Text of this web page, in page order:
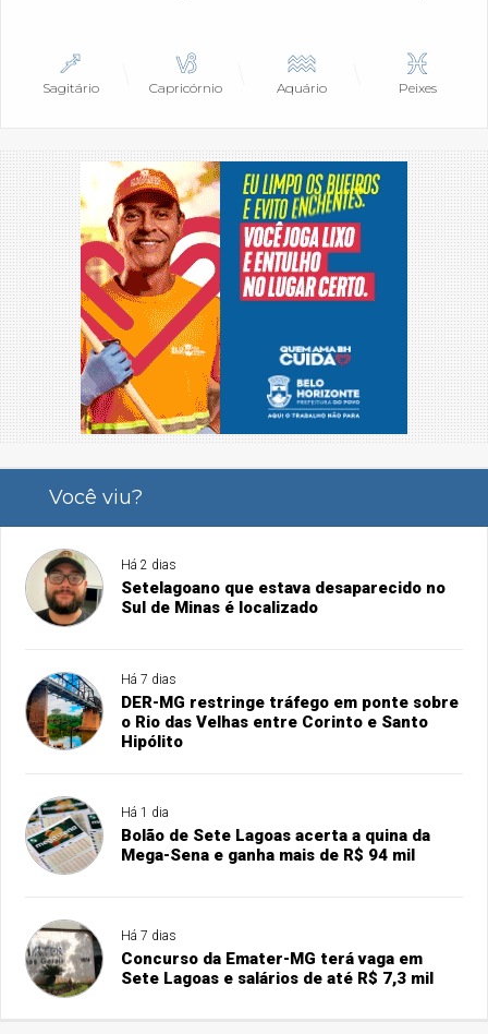
Sagitário Capricórnio Aquário Peixes
Você viu?
Há 2 dias
Setelagoano que estava desaparecido no
Sul de Minas é localizado
Há 7 dias
DER-MG restringe tráfego em ponte sobre
o Rio das Velhas entre Corinto e Santo
Hipólito
Há 1 dia
Bolão de Sete Lagoas acerta a quina da
Mega-Sena e ganha mais de R$ 94 mil
Há 7 dias
Concurso da Emater-MG terá vaga em
Sete Lagoas e salários de até R$ 7,3 mil